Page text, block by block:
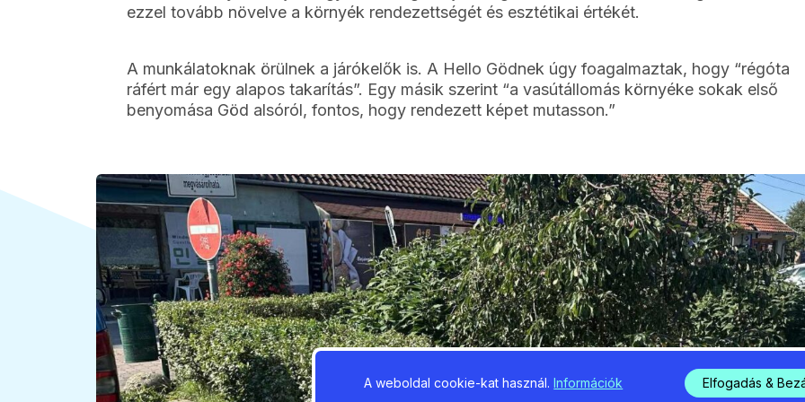
ezzel tovább növelve a környék rendezettségét és esztétikai értékét.
A munkálatoknak örülnek a járókelők is. A Hello Gödnek úgy foagalmaztak, hogy “régóta
ráfért már egy alapos takarítás”. Egy másik szerint “a vasútállomás környéke sokak első
benyomása Göd alsóról, fontos, hogy rendezett képet mutasson.”
A weboldal cookie-kat használ.Információk Elfogadás &